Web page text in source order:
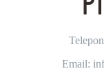
Email: